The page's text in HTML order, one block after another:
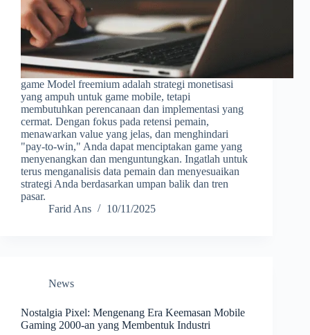
game Model freemium adalah strategi monetisasi
yang ampuh untuk game mobile, tetapi
membutuhkan perencanaan dan implementasi yang
cermat. Dengan fokus pada retensi pemain,
menawarkan value yang jelas, dan menghindari
"pay-to-win," Anda dapat menciptakan game yang
menyenangkan dan menguntungkan. Ingatlah untuk
terus menganalisis data pemain dan menyesuaikan
strategi Anda berdasarkan umpan balik dan tren
pasar.
Farid Ans
10/11/2025
News
Nostalgia Pixel: Mengenang Era Keemasan Mobile
Gaming 2000-an yang Membentuk Industri